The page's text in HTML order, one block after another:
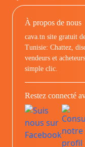
À propos de nous
cava.tn site gratuit
Tunisie: Chattez,
vendeurs et
simple clic.
Restez connecté